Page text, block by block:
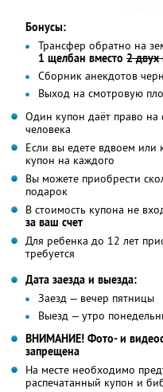
Бонусы:
Трансфер обратно на
1 щелбан вместо 2 двух
Сборник анекдотов
Выход на смотровую
Один купон даёт право на
человека
Если вы едете вдвоем или
купон на каждого
Вы можете приобрести
подарок
В стоимость купона не
за ваш счет
Для ребенка до 12 лет
требуется
Дата заезда и выезда:
Заезд — вечер пятницы
Выезд — утро
ВНИМАНИЕ! Фото- и
запрещена
На месте необходимо
распечатанный купон и